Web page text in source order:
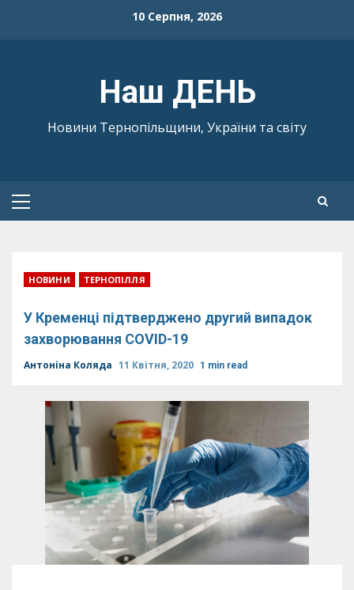
10 Серпня, 2026
Наш ДЕНЬ
Новини Тернопільщини, України та світу
Primary
НОВИНИ ТЕРНОПІЛЛЯ
У Кременці підтверджено другий випадок
захворювання COVID-19
Антоніна Коляда 11 Квітня, 2020 1 min read